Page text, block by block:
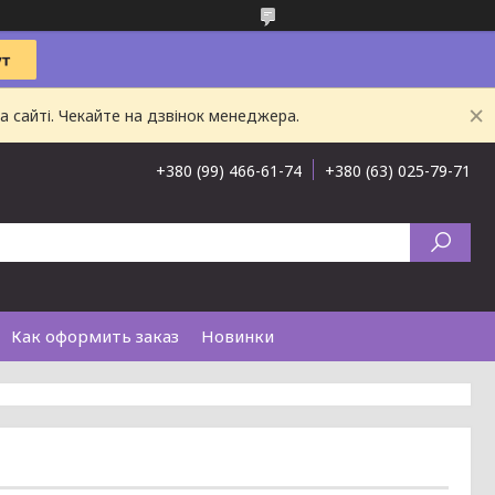
Чекайте на дзвінок менеджера.
+380 (99) 466-61-74 +380 (63) 025-79-71
Как оформить заказ Новинки